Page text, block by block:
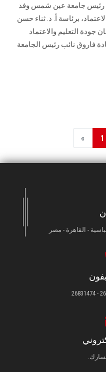
رئيس جامعة عين شمس وفد
برئاسة أ. د. ثناء حسن
جودة التعليم والاعتماد
‏فاروق نائب رئيس الجامعة
« 1
- القاهرة - مصر